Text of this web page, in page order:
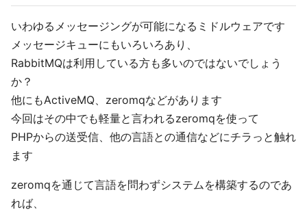
いわゆるメッセージングが可能になるミドルウェアです
メッセージキューにもいろいろあり、
RabbitMQは利用している方も多いのではないでしょう
か？
他にもActiveMQ、zeromqなどがあります
今回はその中でも軽量と言われるzeromqを使って
PHPからの送受信、他の言語との通信などにチラっと触れ
ます
zeromqを通じて言語を問わずシステムを構築するのであ
れば、